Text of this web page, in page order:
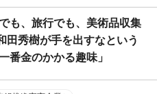
も、旅行でも、美術品収集
田秀樹が手を出すなという
番金のかかる趣味」